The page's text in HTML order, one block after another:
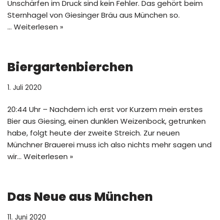
Unschärfen im Druck sind kein Fehler. Das gehört beim
Sternhagel von Giesinger Bräu aus München so.
… Weiterlesen »
Biergartenbierchen
1. Juli 2020
20:44 Uhr – Nachdem ich erst vor Kurzem mein erstes
Bier aus Giesing, einen dunklen Weizenbock, getrunken
habe, folgt heute der zweite Streich. Zur neuen
Münchner Brauerei muss ich also nichts mehr sagen und
wir… Weiterlesen »
Das Neue aus München
11. Juni 2020